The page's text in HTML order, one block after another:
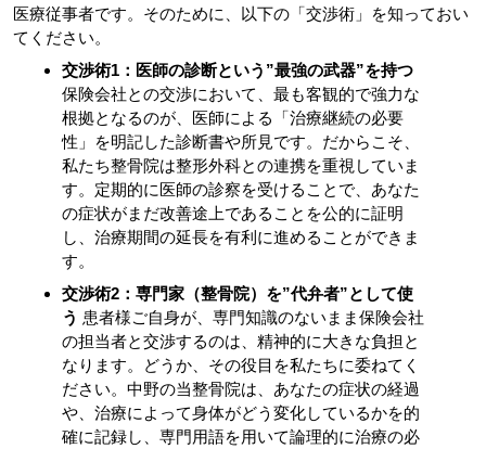
医療従事者です。そのために、以下の「交渉術」を知っておい
てください。
交渉術1：医師の診断という”最強の武器”を持つ
保険会社との交渉において、最も客観的で強力な
根拠となるのが、医師による「治療継続の必要
性」を明記した診断書や所見です。だからこそ、
私たち整骨院は整形外科との連携を重視していま
す。定期的に医師の診察を受けることで、あなた
の症状がまだ改善途上であることを公的に証明
し、治療期間の延長を有利に進めることができま
す。
交渉術2：専門家（整骨院）を”代弁者”として使
う 患者様ご自身が、専門知識のないまま保険会社
の担当者と交渉するのは、精神的に大きな負担と
なります。どうか、その役目を私たちに委ねてく
ださい。中野の当整骨院は、あなたの症状の経過
や、治療によって身体がどう変化しているかを的
確に記録し、専門用語を用いて論理的に治療の必